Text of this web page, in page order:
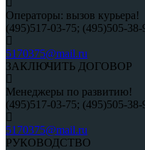
Операторы: вызов курьера!
(495)517-03-75; (495)505-38-
5170375@mail.ru
ЗАКЛЮЧИТЬ ДОГОВОР
Менеджеры по развитию!
(495)517-03-75; (495)505-38-
5170375@mail.ru
РУКОВОДСТВО